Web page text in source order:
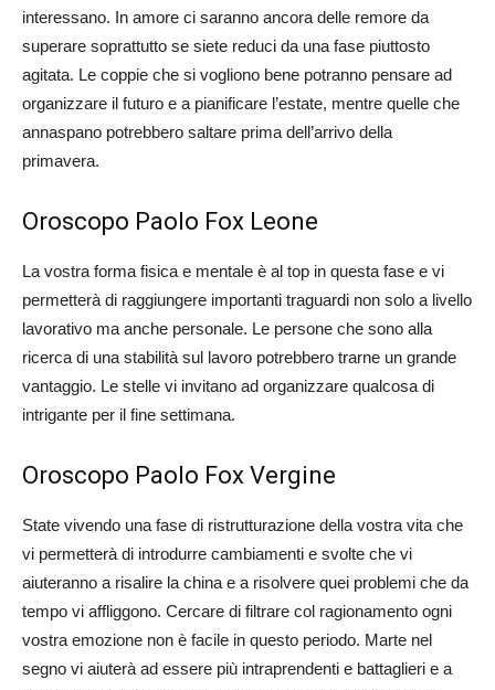
interessano. In amore ci saranno ancora delle remore da
superare soprattutto se siete reduci da una fase piuttosto
agitata. Le coppie che si vogliono bene potranno pensare ad
organizzare il futuro e a pianificare l’estate, mentre quelle che
annaspano potrebbero saltare prima dell’arrivo della
primavera.
Oroscopo Paolo Fox Leone
La vostra forma fisica e mentale è al top in questa fase e vi
permetterà di raggiungere importanti traguardi non solo a livello
lavorativo ma anche personale. Le persone che sono alla
ricerca di una stabilità sul lavoro potrebbero trarne un grande
vantaggio. Le stelle vi invitano ad organizzare qualcosa di
intrigante per il fine settimana.
Oroscopo Paolo Fox Vergine
State vivendo una fase di ristrutturazione della vostra vita che
vi permetterà di introdurre cambiamenti e svolte che vi
aiuteranno a risalire la china e a risolvere quei problemi che da
tempo vi affliggono. Cercare di filtrare col ragionamento ogni
vostra emozione non è facile in questo periodo. Marte nel
segno vi aiuterà ad essere più intraprendenti e battaglieri e a